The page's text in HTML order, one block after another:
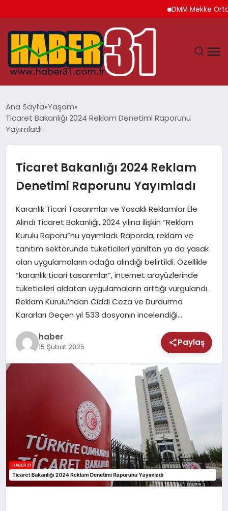
DMM Mekke Ortak
HATAY
GÜNDEM
MAGAZIN
SAĞLIK
TEKNOLOJI
Ana Sayfa Yaşam
Ticaret Bakanlığı 2024 Reklam Denetimi Raporunu
Yayımladı
Ticaret Bakanlığı 2024 Reklam
Denetimi Raporunu Yayımladı
Karanlık Ticari Tasarımlar ve Yasaklı Reklamlar Ele
Alındı Ticaret Bakanlığı, 2024 yılına ilişkin “Reklam
Kurulu Raporu”nu yayımladı. Raporda, reklam ve
tanıtım sektöründe tüketicileri yanıltan ya da yasak
olan uygulamaların odağa alındığı belirtildi. Özellikle
“karanlık ticari tasarımlar”, internet arayüzlerinde
tüketicileri aldatan uygulamaların arttığı vurgulandı.
Reklam Kurulu’ndan Ciddi Ceza ve Durdurma
Kararları Geçen yıl 533 dosyanın incelendiği…
haber
15 Şubat 2025 Paylaş